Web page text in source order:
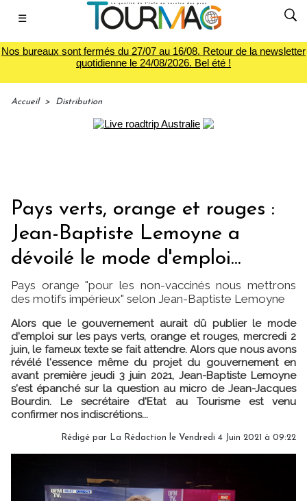
☰
Nos bureaux sont fermés du 27/07 au 16/08. Retour de la newsletter
quotidienne le 24/08/2026. Bel été !
Accueil > Distribution
Pays verts, orange et rouges :
Jean-Baptiste Lemoyne a
dévoilé le mode d'emploi...
Pays orange "pour les non-vaccinés nous mettrons
des motifs impérieux" selon Jean-Baptiste Lemoyne
Alors que le gouvernement aurait dû publier le mode
d'emploi sur les pays verts, orange et rouges, mercredi 2
juin, le fameux texte se fait attendre. Alors que nous avons
révélé l'essence même du projet du gouvernement en
avant première jeudi 3 juin 2021, Jean-Baptiste Lemoyne
s'est épanché sur la question au micro de Jean-Jacques
Bourdin. Le secrétaire d'Etat au Tourisme est venu
confirmer nos indiscrétions...
Rédigé par La Rédaction le Vendredi 4 Juin 2021 à 09:22